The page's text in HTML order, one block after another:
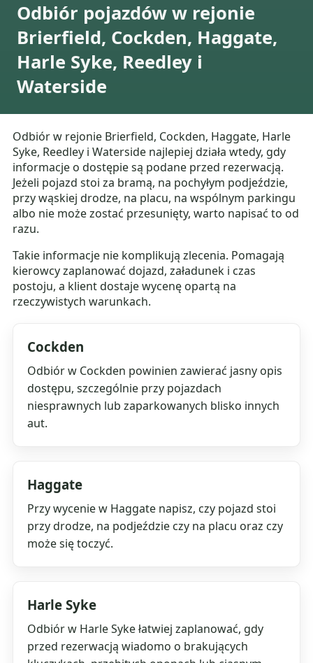
Odbiór pojazdów w rejonie
Brierfield, Cockden, Haggate,
Harle Syke, Reedley i
Waterside
Odbiór w rejonie Brierfield, Cockden, Haggate, Harle
Syke, Reedley i Waterside najlepiej działa wtedy, gdy
informacje o dostępie są podane przed rezerwacją.
Jeżeli pojazd stoi za bramą, na pochyłym podjeździe,
przy wąskiej drodze, na placu, na wspólnym parkingu
albo nie może zostać przesunięty, warto napisać to od
razu.
Takie informacje nie komplikują zlecenia. Pomagają
kierowcy zaplanować dojazd, załadunek i czas
postoju, a klient dostaje wycenę opartą na
rzeczywistych warunkach.
Cockden
Odbiór w Cockden powinien zawierać jasny opis
dostępu, szczególnie przy pojazdach
niesprawnych lub zaparkowanych blisko innych
aut.
Haggate
Przy wycenie w Haggate napisz, czy pojazd stoi
przy drodze, na podjeździe czy na placu oraz czy
może się toczyć.
Harle Syke
Odbiór w Harle Syke łatwiej zaplanować, gdy
przed rezerwacją wiadomo o brakujących